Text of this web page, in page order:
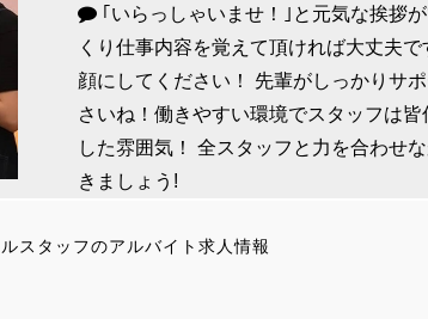
｢いらっしゃいませ！｣と元気な挨拶
くり仕事内容を覚えて頂ければ大丈夫
顔にしてください！ 先輩がしっかりサ
さいね！働きやすい環境でスタッフは
した雰囲気！ 全スタッフと力を合わせ
きましょう!
タッフのアルバイト求人情報